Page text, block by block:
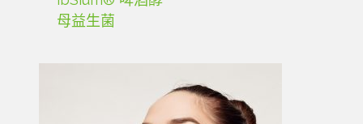
母益生菌